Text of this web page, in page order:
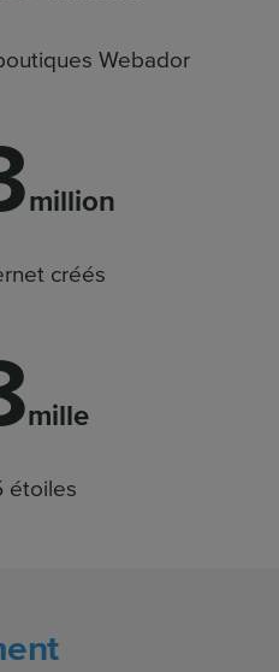
Webador
million
créés
mille
étoiles